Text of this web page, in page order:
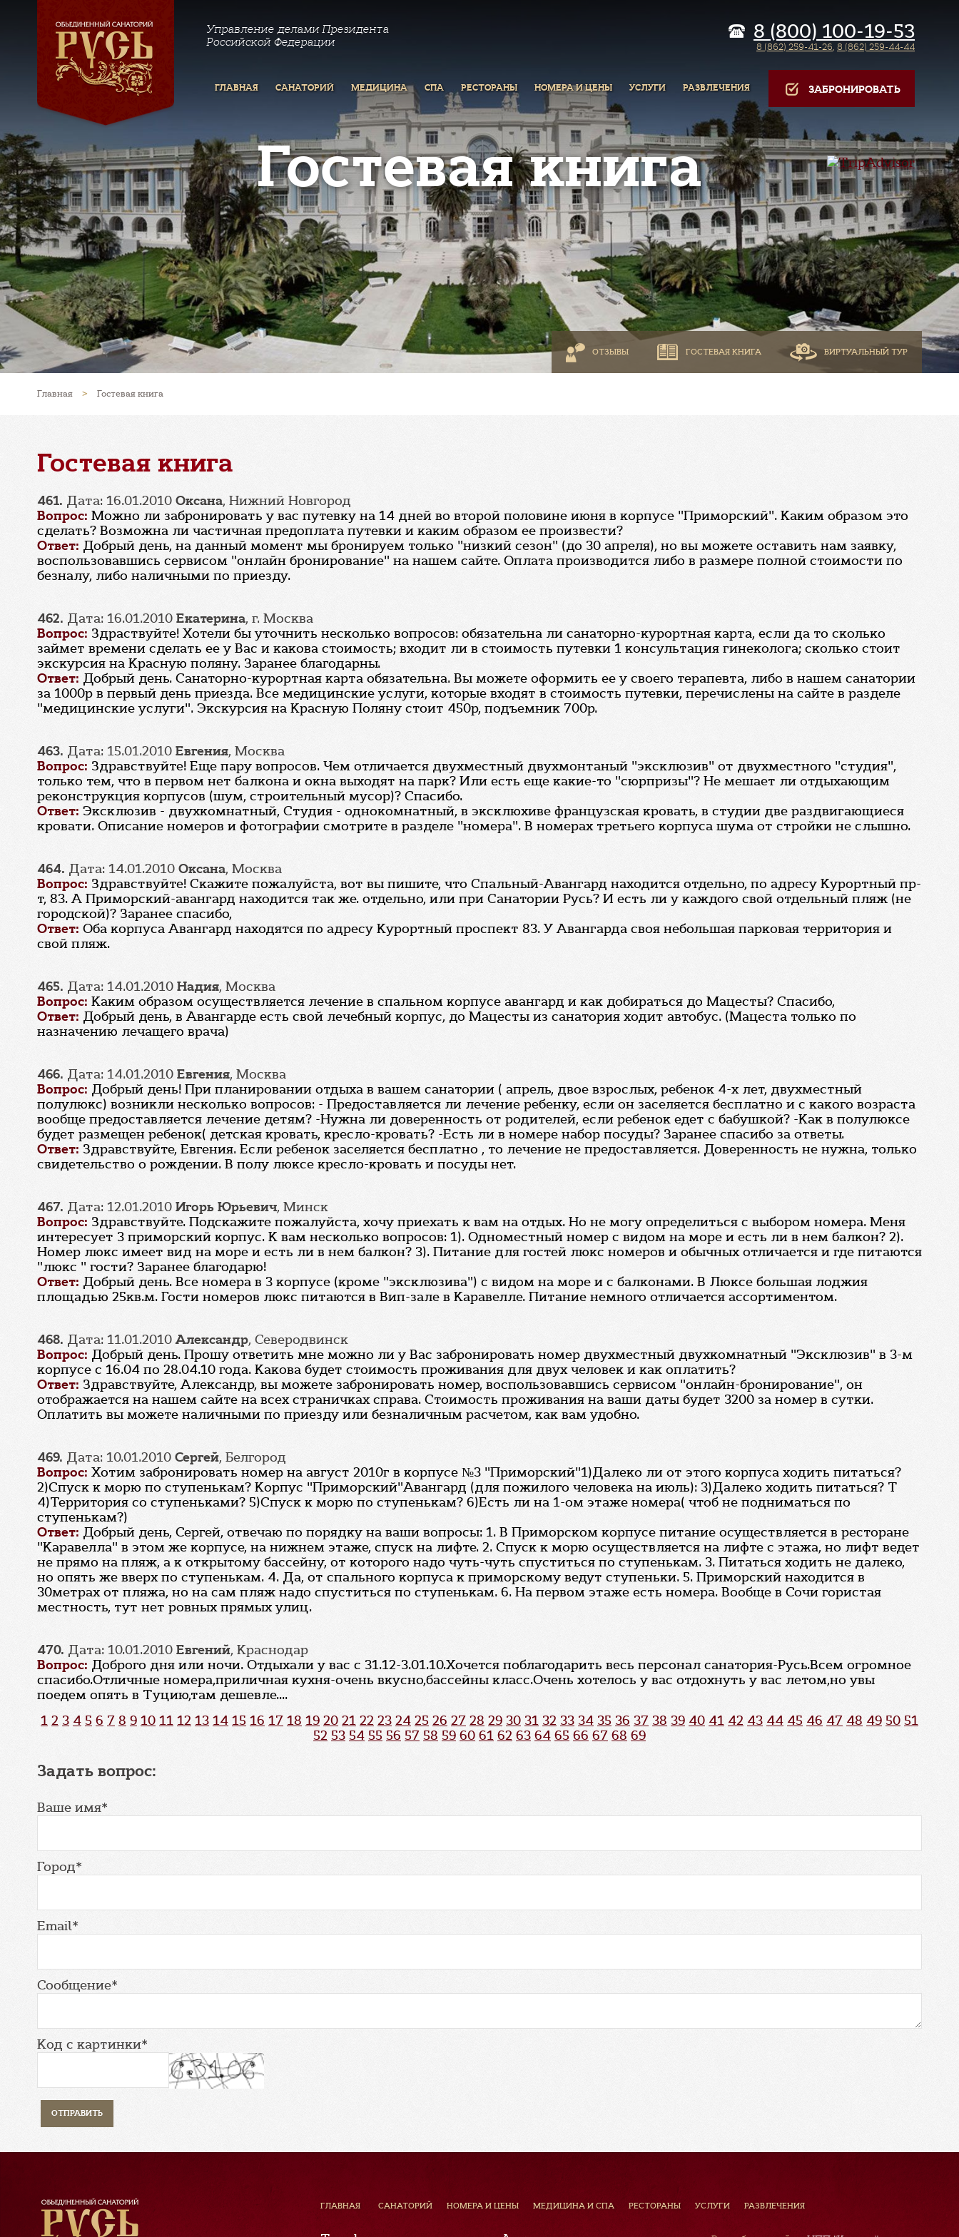
Управление делами Президента
Российской Федерации
8 (800) 100-19-53
8 (862) 259-41-26, 8 (862) 259-44-44
ГЛАВНАЯ САНАТОРИЙ МЕДИЦИНА СПА РЕСТОРАНЫ НОМЕРА И ЦЕНЫ УСЛУГИ РАЗВЛЕЧЕНИЯ ЗАБРОНИРОВАТЬ
Гостевая книга
ОТЗЫВЫ ГОСТЕВАЯ КНИГА ВИРТУАЛЬНЫЙ ТУР
Главная > Гостевая книга
Гостевая книга
461. Дата: 16.01.2010 Оксана, Нижний Новгород
Вопрос: Можно ли забронировать у вас путевку на 14 дней во второй половине июня в корпусе "Приморский". Каким образом это
сделать? Возможна ли частичная предоплата путевки и каким образом ее произвести?
Ответ: Добрый день, на данный момент мы бронируем только "низкий сезон" (до 30 апреля), но вы можете оставить нам заявку,
воспользовавшись сервисом "онлайн бронирование" на нашем сайте. Оплата производится либо в размере полной стоимости по
безналу, либо наличными по приезду.
462. Дата: 16.01.2010 Екатерина, г. Москва
Вопрос: Здраствуйте! Хотели бы уточнить несколько вопросов: обязательна ли санаторно-курортная карта, если да то сколько
займет времени сделать ее у Вас и какова стоимость; входит ли в стоимость путевки 1 консультация гинеколога; сколько стоит
экскурсия на Красную поляну. Заранее благодарны.
Ответ: Добрый день. Санаторно-курортная карта обязательна. Вы можете оформить ее у своего терапевта, либо в нашем санатории
за 1000р в первый день приезда. Все медицинские услуги, которые входят в стоимость путевки, перечислены на сайте в разделе
"медицинские услуги". Экскурсия на Красную Поляну стоит 450р, подъемник 700р.
463. Дата: 15.01.2010 Евгения, Москва
Вопрос: Здравствуйте! Еще пару вопросов. Чем отличается двухместный двухмонтаный "эксклюзив" от двухместного "студия",
только тем, что в первом нет балкона и окна выходят на парк? Или есть еще какие-то "сюрпризы"? Не мешает ли отдыхающим
реконструкция корпусов (шум, строительный мусор)? Спасибо.
Ответ: Эксклюзив - двухкомнатный, Студия - однокомнатный, в эксклюхиве французская кровать, в студии две раздвигающиеся
кровати. Описание номеров и фотографии смотрите в разделе "номера". В номерах третьего корпуса шума от стройки не слышно.
464. Дата: 14.01.2010 Оксана, Москва
Вопрос: Здравствуйте! Скажите пожалуйста, вот вы пишите, что Спальный-Авангард находится отдельно, по адресу Курортный пр-
т, 83. А Приморский-авангард находится так же. отдельно, или при Санатории Русь? И есть ли у каждого свой отдельный пляж (не
городской)? Заранее спасибо,
Ответ: Оба корпуса Авангард находятся по адресу Курортный проспект 83. У Авангарда своя небольшая парковая территория и
свой пляж.
465. Дата: 14.01.2010 Надия, Москва
Вопрос: Каким образом осуществляется лечение в спальном корпусе авангард и как добираться до Мацесты? Спасибо,
Ответ: Добрый день, в Авангарде есть свой лечебный корпус, до Мацесты из санатория ходит автобус. (Мацеста только по
назначению лечащего врача)
466. Дата: 14.01.2010 Евгения, Москва
Вопрос: Добрый день! При планировании отдыха в вашем санатории ( апрель, двое взрослых, ребенок 4-х лет, двухместный
полулюкс) возникли несколько вопросов: - Предоставляется ли лечение ребенку, если он заселяется бесплатно и с какого возраста
вообще предоставляется лечение детям? -Нужна ли доверенность от родителей, если ребенок едет с бабушкой? -Как в полулюксе
будет размещен ребенок( детская кровать, кресло-кровать? -Есть ли в номере набор посуды? Заранее спасибо за ответы.
Ответ: Здравствуйте, Евгения. Если ребенок заселяется бесплатно , то лечение не предоставляется. Доверенность не нужна, только
свидетельство о рождении. В полу люксе кресло-кровать и посуды нет.
467. Дата: 12.01.2010 Игорь Юрьевич, Минск
Вопрос: Здравствуйте. Подскажите пожалуйста, хочу приехать к вам на отдых. Но не могу определиться с выбором номера. Меня
интересует 3 приморский корпус. К вам несколько вопросов: 1). Одноместный номер с видом на море и есть ли в нем балкон? 2).
Номер люкс имеет вид на море и есть ли в нем балкон? 3). Питание для гостей люкс номеров и обычных отличается и где питаются
"люкс " гости? Заранее благодарю!
Ответ: Добрый день. Все номера в 3 корпусе (кроме "эксклюзива") с видом на море и с балконами. В Люксе большая лоджия
площадью 25кв.м. Гости номеров люкс питаются в Вип-зале в Каравелле. Питание немного отличается ассортиментом.
468. Дата: 11.01.2010Александр, Северодвинск
Вопрос: Добрый день. Прошу ответить мне можно ли у Вас забронировать номер двухместный двухкомнатный "Эксклюзив" в 3-м
корпусе с 16.04 по 28.04.10 года. Какова будет стоимость проживания для двух человек и как оплатить?
Ответ: Здравствуйте, Александр, вы можете забронировать номер, воспользовавшись сервисом "онлайн-бронирование", он
отображается на нашем сайте на всех страничках справа. Стоимость проживания на ваши даты будет 3200 за номер в сутки.
Оплатить вы можете наличными по приезду или безналичным расчетом, как вам удобно.
469. Дата: 10.01.2010 Сергей, Белгород
Вопрос: Хотим забронировать номер на август 2010г в корпусе №3 "Приморский"1)Далеко ли от этого корпуса ходить питаться?
2)Спуск к морю по ступенькам? Корпус "Приморский"Авангард (для пожилого человека на июль): 3)Далеко ходить питаться? Т
4)Территория со ступеньками? 5)Спуск к морю по ступенькам? 6)Есть ли на 1-ом этаже номера( чтоб не подниматься по
ступенькам?)
Ответ: Добрый день, Сергей, отвечаю по порядку на ваши вопросы: 1. В Приморском корпусе питание осуществляется в ресторане
"Каравелла" в этом же корпусе, на нижнем этаже, спуск на лифте. 2. Спуск к морю осуществляется на лифте с этажа, но лифт ведет
не прямо на пляж, а к открытому бассейну, от которого надо чуть-чуть спуститься по ступенькам. 3. Питаться ходить не далеко,
но опять же вверх по ступенькам. 4. Да, от спального корпуса к приморскому ведут ступеньки. 5. Приморский находится в
30метрах от пляжа, но на сам пляж надо спуститься по ступенькам. 6. На первом этаже есть номера. Вообще в Сочи гористая
местность, тут нет ровных прямых улиц.
470. Дата: 10.01.2010 Евгений, Краснодар
Вопрос: Доброго дня или ночи. Отдыхали у вас с 31.12-3.01.10.Хочется поблагодарить весь персонал санатория-Русь.Всем огромное
спасибо.Отличные номера,приличная кухня-очень вкусно,бассейны класс.Очень хотелось у вас отдохнуть у вас летом,но увы
поедем опять в Туцию,там дешевле....
1 2 3 4 5 6 7 8 9 10 11 12 13 14 15 16 17 18 19 20 21 22 23 24 25 26 27 28 29 30 31 32 33 34 35 36 37 38 39 40 41 42 43 44 45 46 47 48 49 50 51
52 53 54 55 56 57 58 59 60 61 62 63 64 65 66 67 68 69
Задать вопрос:
Ваше имя*
Город*
Email*
Сообщение*
Код с картинки*
ГЛАВНАЯ САНАТОРИЙ НОМЕРА И ЦЕНЫ МЕДИЦИНА И СПА РЕСТОРАНЫ УСЛУГИ РАЗВЛЕЧЕНИЯ